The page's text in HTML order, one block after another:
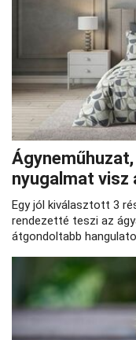
nyugalmat visz
Egy jól kiválasztott 3
rendezetté teszi az
átgondoltabb